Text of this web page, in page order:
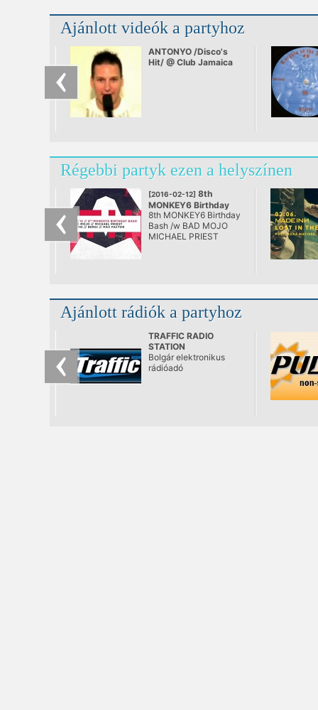
Ajánlott videók a partyhoz
ANTONYO /Disco's
Hit/ @ Club Jamaica
Régebbi partyk ezen a helyszínen
[2016-02-12] 8th
MONKEY6 Birthday
Bash
@ AETHER
8th MONKEY6 Birthday
Bash /w BAD MOJO
MICHAEL PRIEST
Ajánlott rádiók a partyhoz
TRAFFIC RADIO
STATION
Bolgár elektronikus
rádióadó